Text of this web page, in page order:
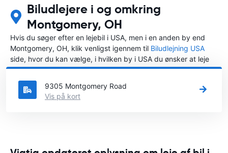
Biludlejere i og omkring
Montgomery, OH
Hvis du søger efter en lejebil i USA, men i en anden by end
Montgomery, OH, klik venligst igennem til Biludlejning USA
side, hvor du kan vælge, i hvilken by i USA du ønsker at leje
en bil.
9305 Montgomery Road
Vis på kort